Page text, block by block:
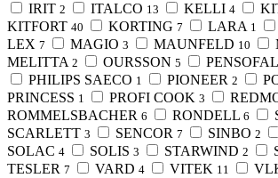
IRIT 2 ITALCO 13 KELLI 4
KITFORT 40 KORTING 7 LARA 1
LEX 7 MAGIO 3 MAUNFELD 10
MELITTA 2 OURSSON 5 PENSOFAL
PHILIPS SAECO 1 PIONEER 2
PRINCESS 1 PROFI COOK 3
ROMMELSBACHER 6 RONDELL 6
SCARLETT 3 SENCOR 7 SINBO 2
SOLAC 4 SOLIS 3 STARWIND 2
TESLER 7 VARD 4 VITEK 11